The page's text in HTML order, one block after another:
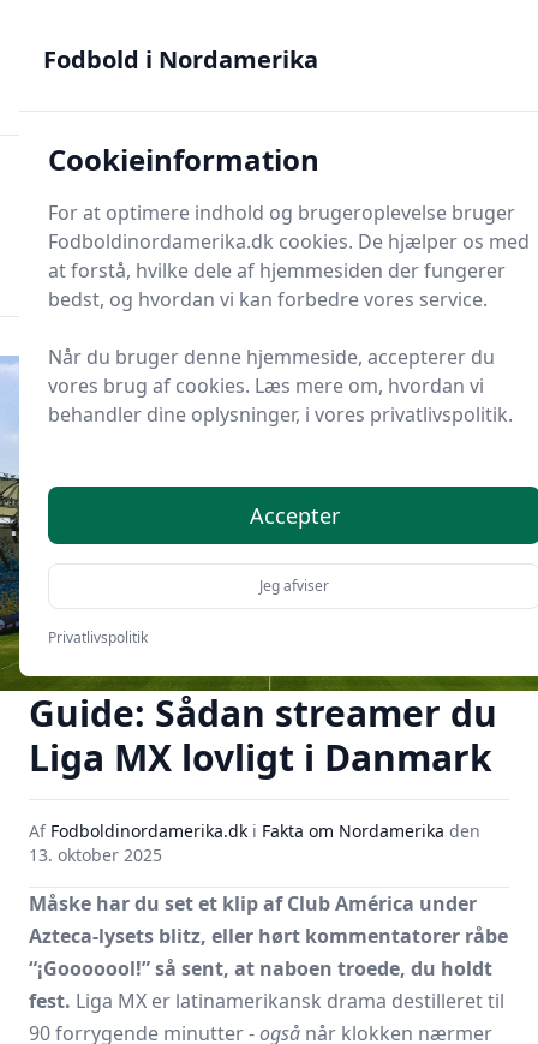
til nordamerikansk fodbold
Fodbold i
Menu
Søg
Guide: Sådan streamer du
Liga MX lovligt i Danmark
Af Fodboldinordamerika.dk i Fakta om Nordamerika den
13. oktober 2025
Måske har du set et klip af Club América under
Azteca-lysets blitz, eller hørt kommentatorer råbe
“¡Gooooool!” så sent, at naboen troede, du holdt
fest. Liga MX er latinamerikansk drama destilleret til
90 forrygende minutter -også når klokken nærmer
Fodbold i Nordamerika
Cookieinformation
For at optimere indhold og brugeroplevelse bruger
Fodboldinordamerika.dk cookies. De hjælper os med
at forstå, hvilke dele af hjemmesiden der fungerer
bedst, og hvordan vi kan forbedre vores service.
Når du bruger denne hjemmeside, accepterer du
vores brug af cookies. Læs mere om, hvordan vi
behandler dine oplysninger, i vores privatlivspolitik.
Accepter
Jeg afviser
Privatlivspolitik